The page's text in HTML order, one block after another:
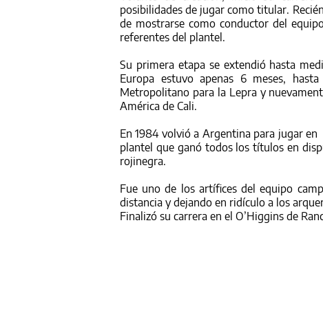
posibilidades de jugar como titular.
de mostrarse como conductor del
referentes del plantel.
Su primera etapa se extendió hasta
Europa estuvo apenas 6 meses,
Metropolitano para la Lepra y
América de Cali.
En 1984 volvió a Argentina para jugar en
plantel que ganó todos los títulos en
rojinegra.
Fue uno de los artífices del equipo
distancia y dejando en ridículo a los
Finalizó su carrera en el O’Higgins de